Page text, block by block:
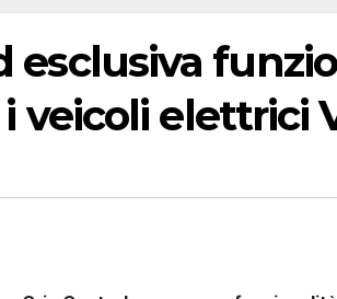
esclusiva
veicoli elettrici